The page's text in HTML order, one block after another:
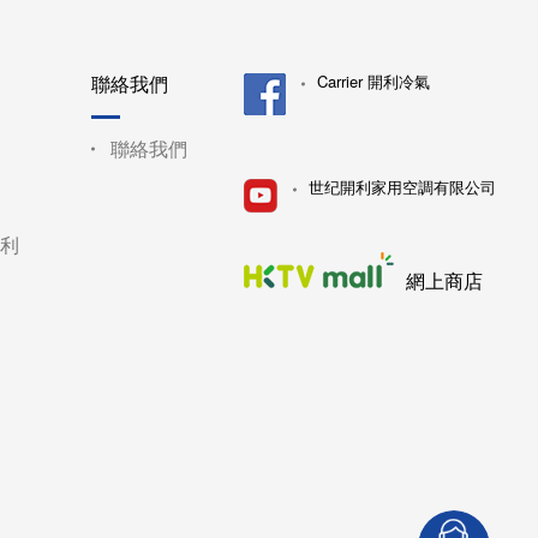
聯絡我們
聯絡我們
Carrier 開利冷氣
世纪開利家用空調有限公司
網上商店